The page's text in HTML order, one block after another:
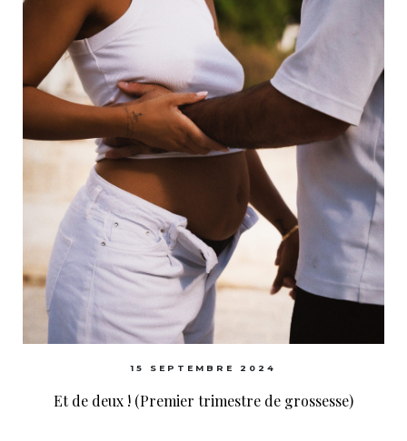
15 SEPTEMBRE 2024
Et de deux ! (Premier trimestre de grossesse)